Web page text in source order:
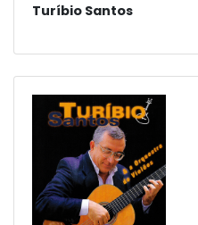
Turíbio Santos